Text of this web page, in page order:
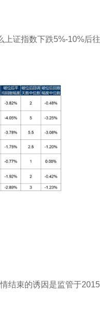
证指数下跌5%-10%后往
结束的诱因是监管于